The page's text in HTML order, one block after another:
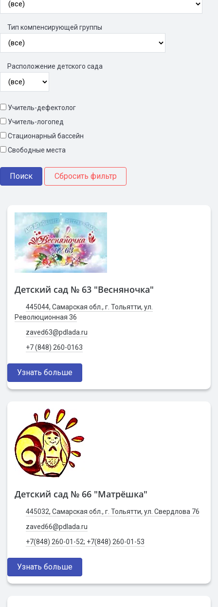
Тип компенсирующей группы
Расположение детского сада
Учитель-дефектолог
Учитель-логопед
Стационарный бассейн
Свободные места
Детский сад № 63 "Весняночка"
445044, Самарская обл., г. Тольятти, ул.
Революционная 36
zaved63@pdlada.ru
+7 (848) 260-0163
Узнать больше
Детский сад № 66 "Матрёшка"
445032, Самарская обл., г. Тольятти, ул. Свердлова 76
zaved66@pdlada.ru
+7(848) 260-01-52; +7(848) 260-01-53
Узнать больше